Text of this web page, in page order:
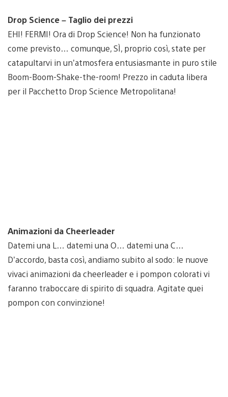
Drop Science – Taglio dei prezzi
EHI! FERMI! Ora di Drop Science! Non ha funzionato
come previsto… comunque, SÌ, proprio così, state per
catapultarvi in un’atmosfera entusiasmante in puro stile
Boom-Boom-Shake-the-room! Prezzo in caduta libera
per il Pacchetto Drop Science Metropolitana!
Animazioni da Cheerleader
Datemi una L… datemi una O… datemi una C…
D’accordo, basta così, andiamo subito al sodo: le nuove
vivaci animazioni da cheerleader e i pompon colorati vi
faranno traboccare di spirito di squadra. Agitate quei
pompon con convinzione!